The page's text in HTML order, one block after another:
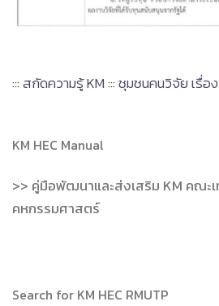
::: สกัดความรู้ KM ::: ชุมชนคนวิจัย เรื่
KM HEC Manual
>> คู่มือพัฒนาและส่งเสริม KM คณะเ
คหกรรมศาสตร์
Search for KM HEC RMUTP